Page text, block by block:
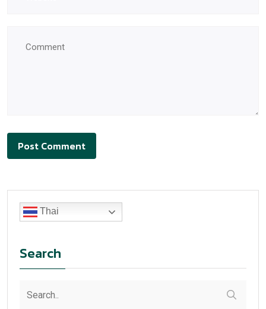
คู่มือสุขภาพยั่งยืน: โภชนาการ ออกกำลังกาย การ
นอน และสุขภาพจิต สำหรับคนยุคใหม่
สรุปวิธีดูแลตัวเองครบวงจร ตั้งแต่โภชนาการ การออก